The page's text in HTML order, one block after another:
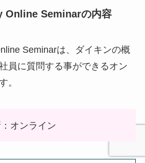
Online Seminarの内容
Seminarは、ダイキンの概
員に質問する事ができるオン
。
オンライン